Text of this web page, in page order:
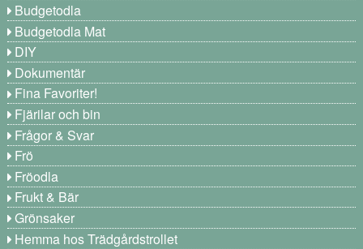
Budgetodla
Budgetodla Mat
DIY
Dokumentär
Fina Favoriter!
Fjärilar och bin
Frågor & Svar
Frö
Fröodla
Frukt & Bär
Grönsaker
Hemma hos Trädgårdstrollet